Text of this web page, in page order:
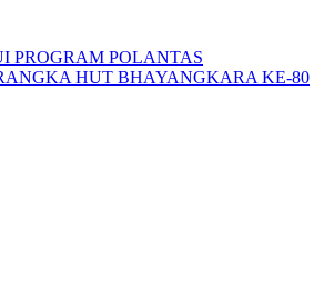
PROGRAM POLANTAS
HUT BHAYANGKARA KE-80